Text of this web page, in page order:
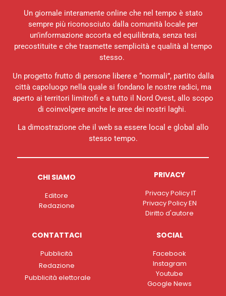
Un giornale interamente online che nel tempo è stato
sempre più riconosciuto dalla comunità locale per
un’informazione accorta ed equilibrata, senza tesi
precostituite e che trasmette semplicità e qualità al tempo
stesso.
Un progetto frutto di persone libere e “normali”, partito dalla
città capoluogo nella quale si fondano le nostre radici, ma
aperto ai territori limitrofi e a tutto il Nord Ovest, allo scopo
di coinvolgere anche le aree dei nostri laghi.
La dimostrazione che il web sa essere local e global allo
stesso tempo.
CHI SIAMO
Editore
Redazione
PRIVACY
Privacy Policy IT
Privacy Policy EN
Diritto d'autore
CONTATTACI
Pubblicità
Redazione
Pubblicità elettorale
SOCIAL
Facebook
Instagram
Youtube
Google News